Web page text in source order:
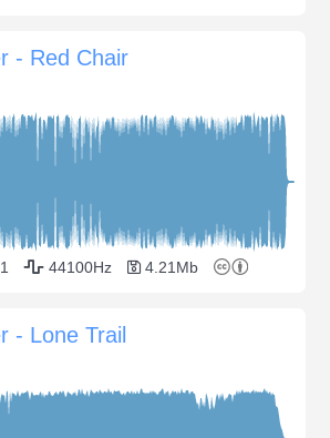
- Red Chair
44100Hz 4.21Mb
- Lone Trail